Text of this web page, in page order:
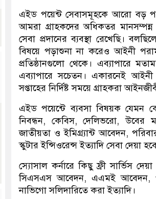
এইড পয়েন্ট সেবাসমূহকে আরো বড়
আমরা গ্রাহকদের অধিকতর মানসম্পন্ন
সেবা প্রদানের ব্যবস্থা রেখেছি।
বিষয়ে পড়াশুনা না করেও আইনী
প্রতিষ্ঠানগুলো থেকে। এব্যাপারে
এব্যাপারে সচেতন। একারনেই
সপ্তাহের নির্দিষ্ট সময়ে গ্রাহকরা
এইড পয়েন্টে ব্যবসা বিষয়ক যেমন
নিবন্ধন, কেবিস, দেলিভরো, উবের
জাতীয়তা ও ইমিগ্র্যান্ট আবেদন,
স্কুটার ইন্সিওরেন্স ইত্যাদি সেবা দেয়া
স্যোসাল কর্নারে কিছু ফ্রী সার্ভিস
সিএসএস আবেদন, এএমই আবেদন,
নাভিগো সলিদারিতে করা ইত্যাদি।